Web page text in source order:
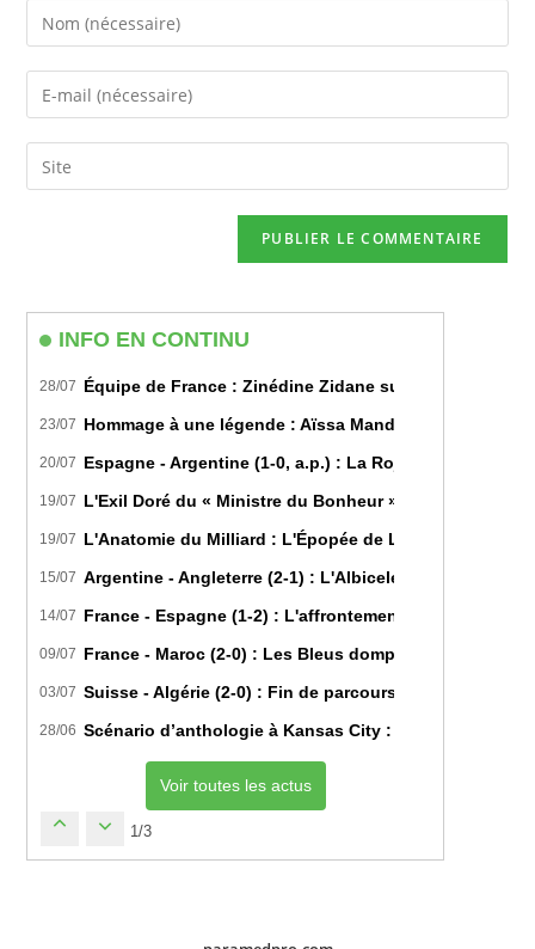
INFO EN CONTINU
28/07 Équipe de France : Zinédine Zidane succède
23/07 Hommage à une légende : Aïssa Mandi tire sa
20/07 Espagne - Argentine (1-0, a.p.) : La Roja sur le toit
19/07 L'Exil Doré du « Ministre du Bonheur » : Dans les
19/07 L'Anatomie du Milliard : L'Épopée de Lamine Yamal du
15/07 Argentine - Angleterre (2-1) : L'Albiceleste renverse
14/07 France - Espagne (1-2) : L'affrontement tactique
09/07 France - Maroc (2-0) : Les Bleus domptent les Lions
03/07 Suisse - Algérie (2-0) : Fin de parcours pour les
28/06 Scénario d’anthologie à Kansas City : L’Algérie
Voir toutes les actus
1/3
Enter
your
name
comment
Enter
your
email
address
Saisir
l’URL